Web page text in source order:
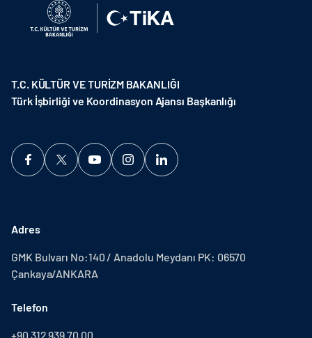
T.C. KÜLTÜR VE TURİZM BAKANLIĞI
Türk İşbirliği ve Koordinasyon Ajansı Başkanlığı
Adres
GMK Bulvarı No:140 / Anadolu Meydanı PK: 06570
Çankaya/ANKARA
Telefon
+90 312 939 70 00